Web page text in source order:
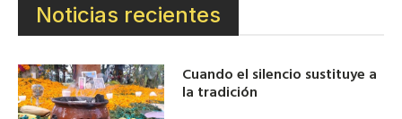
Noticias recientes
Cuando el silencio sustituye a
la tradición